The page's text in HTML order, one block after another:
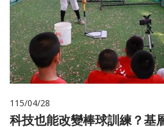
115/04/28
科技也能改變棒球訓練？基